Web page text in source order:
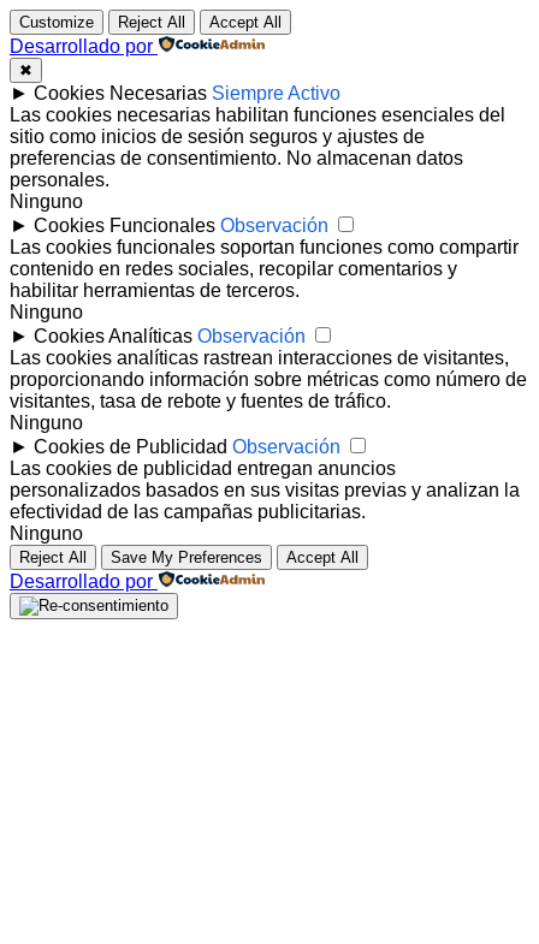
Customize Reject All Accept All
Desarrollado por
✖
► Cookies Necesarias Siempre Activo
Las cookies necesarias habilitan funciones esenciales del
sitio como inicios de sesión seguros y ajustes de
preferencias de consentimiento. No almacenan datos
personales.
Ninguno
► Cookies Funcionales Observación
Las cookies funcionales soportan funciones como compartir
contenido en redes sociales, recopilar comentarios y
habilitar herramientas de terceros.
Ninguno
► Cookies Analíticas Observación
Las cookies analíticas rastrean interacciones de visitantes,
proporcionando información sobre métricas como número de
visitantes, tasa de rebote y fuentes de tráfico.
Ninguno
► Cookies de Publicidad Observación
Las cookies de publicidad entregan anuncios
personalizados basados en sus visitas previas y analizan la
efectividad de las campañas publicitarias.
Ninguno
Reject All Save My Preferences Accept All
Desarrollado por